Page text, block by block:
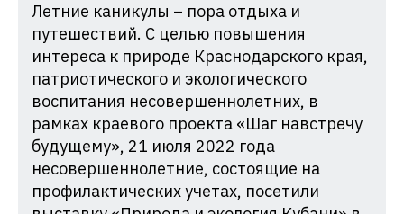
прав
при
Администрации
Краснодарского
края
Летние каникулы – пора отдыха и
путешествий. С целью повышения
интереса к природе Краснодарского края,
патриотического и экологического
воспитания несовершеннолетних, в
рамках краевого проекта «Шаг навстречу
будущему», 21 июля 2022 года
несовершеннолетние, состоящие на
профилактических учетах, посетили